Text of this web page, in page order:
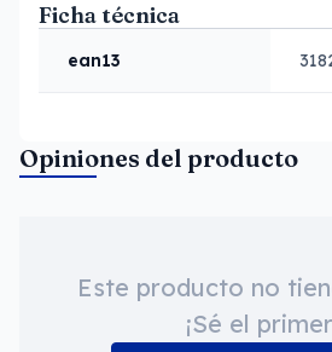
Ficha técnica
ean13
Opiniones del producto
Este producto no
¡Sé el